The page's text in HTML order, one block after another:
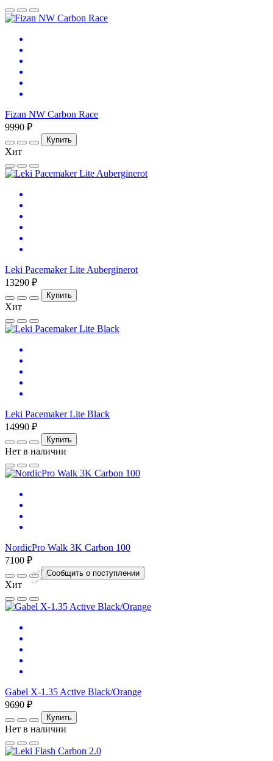
Fizan NW Carbon Race
9990 ₽
Купить
Хит
Leki Pacemaker Lite Auberginerot
13290 ₽
Купить
Хит
Leki Pacemaker Lite Black
14990 ₽
Купить
Нет в наличии
NordicPro Walk 3K Carbon 100
Нет
в
на
л
и
ч
и
и
7100 ₽
Сообщить о поступлении
Хит
Gabel X-1.35 Active Black/Orange
9690 ₽
Купить
Нет в наличии